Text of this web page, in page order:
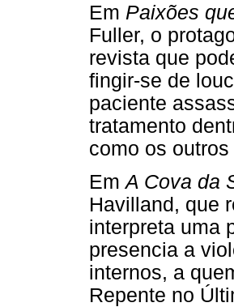
Em Paixões
Fuller, o
revista que
fingir-se de
paciente
tratamento
como os
EmA Cova da
Havilland, que
interpreta uma
presencia a
internos, a
Repente no